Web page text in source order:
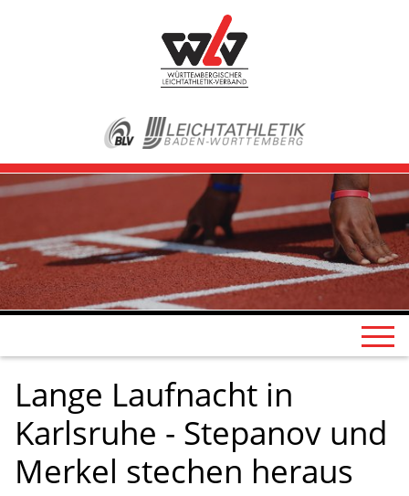
Lange Laufnacht in
Karlsruhe - Stepanov und
Merkel stechen heraus